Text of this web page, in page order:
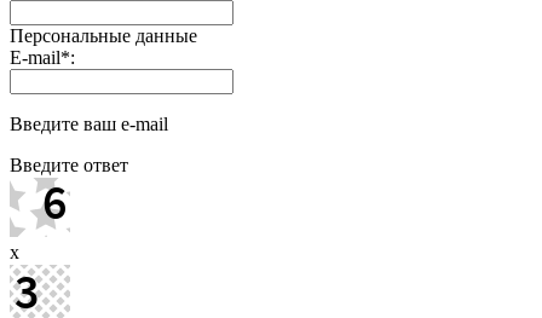
Персональные данные
E-mail*:
Введите ваш e-mail
Введите ответ
x